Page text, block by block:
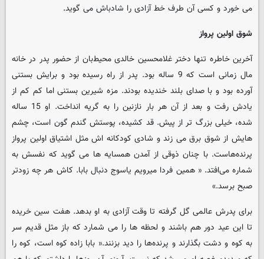
می خورد و کسی آن طرف خط آزادی را شادباش می گوید.
شوق اولین پرواز
آخرین خاطره تنها دختر غلامحسین خالدی محیط‌بان از حضور پدر در خانه
مال زمانی است که 9 ساله بود. پدر از راه رسیده بود و برایش بستنی
آورده بود و با صدای بلند خندیده بودند. مزه شیرین بستنی اما کم کم از
یادش رفت و بعد از آن هر بار نازنین را به گریه انداخت. او 15 ساله
شده، خیلی بزرگ تر از پیش. قد کشیده، پوستش گندم گون است، چشم
هایش از شوق برق می زند و شادی کودکانه اش مثل اشتیاق اولین پرواز
پرنده‌هاست. با چنان ذوقی از آمدن همسایه ها می گوید که نفسش به
شماره می‌افتد. « همین فردا میرویم یاسوج دنبال بابا. کاش هر چه زودتر
صبح برسد.»
برای پدرش عالمی گل گرفته تا وقت آزادی به او بدهد. هفت سین خریده
تا این عید دور هم باشند و لحظه ها را می شمارد که باز مثل قدیم سر
به کوه و دشت بگذارند و پرنده‌ها را دید بزنند.« بابا زاده کوه است، کوه را